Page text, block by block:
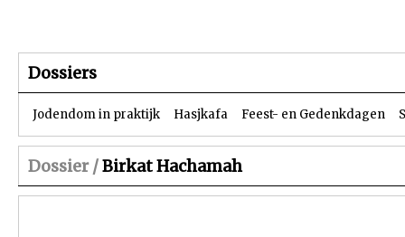
Dossiers
Jodendom in praktijk Hasjkafa Feest- en Gedenkdagen
Dossier /Birkat Hachamah